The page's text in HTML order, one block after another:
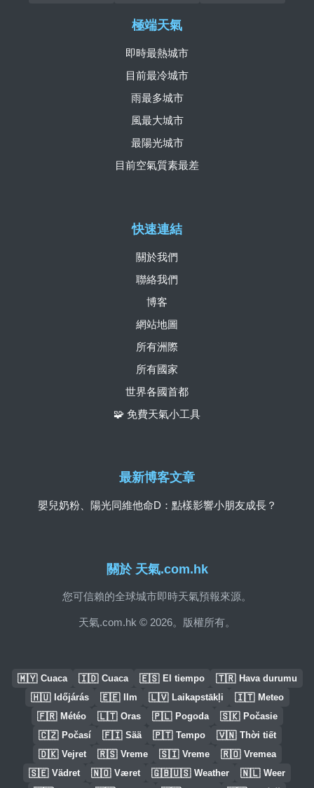
關於 天氣.com.hk
您可信賴的全球城市即時天氣預報來源。
天氣.com.hk © 2026。版權所有。
快速連結
關於我們
聯絡我們
博客
網站地圖
所有洲際
所有國家
世界各國首都
🧩 免費天氣小工具
極端天氣
即時最熱城市
目前最冷城市
雨最多城市
風最大城市
最陽光城市
目前空氣質素最差
最新博客文章
嬰兒奶粉、陽光同維他命D：點樣影響小朋友成長？
🇲🇾 Cuaca 🇮🇩 Cuaca 🇪🇸 El tiempo 🇹🇷 Hava durumu
🇭🇺 Időjárás 🇪🇪 Ilm 🇱🇻 Laikapstākļi 🇮🇹 Meteo
🇫🇷 Météo 🇱🇹 Oras 🇵🇱 Pogoda 🇸🇰 Počasie
🇨🇿 Počasí 🇫🇮 Sää 🇵🇹 Tempo 🇻🇳 Thời tiết
🇩🇰 Vejret 🇷🇸 Vreme 🇸🇮 Vreme 🇷🇴 Vremea
🇸🇪 Vädret 🇳🇴 Været 🇬🇧🇺🇸 Weather 🇳🇱 Weer